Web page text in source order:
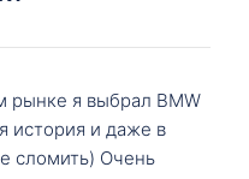
рынке я выбрал BMW
история и даже в
сломить) Очень